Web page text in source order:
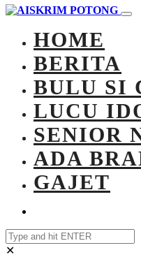
HOME
BERITA
BULU SI
LUCU
SENIOR
ADA
GAJET
✕